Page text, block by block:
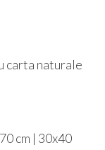
carta naturale
cm | 30x40